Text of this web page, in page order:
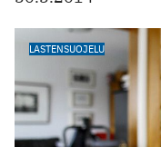
LASTENSUOJELU